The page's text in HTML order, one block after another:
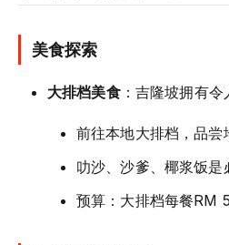
美食探索
大排档美食：吉隆坡拥有令
前往本地大排档，品尝
叻沙、沙爹、椰浆饭是
预算：大排档每餐RM